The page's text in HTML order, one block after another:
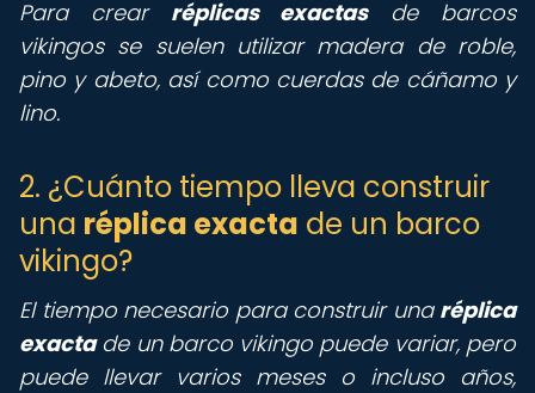
Para crear réplicas exactasde barcos
vikingos se suelen utilizar madera de roble,
pino y abeto, así como cuerdas de cáñamo y
lino.
2. ¿Cuánto tiempo lleva construir
una réplica exacta de un barco
vikingo?
El tiempo necesario para construir una réplica
exactade un barco vikingo puede variar, pero
puede llevar varios meses o incluso años,